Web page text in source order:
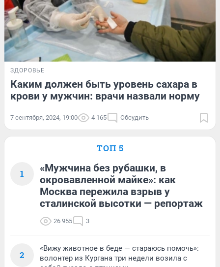
ЗДОРОВЬЕ
Каким должен быть уровень сахара в
крови у мужчин: врачи назвали норму
7 сентября, 2024, 19:00 4 165 Обсудить
ТОП 5
1
«Мужчина без рубашки, в
окровавленной майке»: как
Москва пережила взрыв у
сталинской высотки — репортаж
26 955 3
2
«Вижу животное в беде — стараюсь помочь»:
волонтер из Кургана три недели возила с